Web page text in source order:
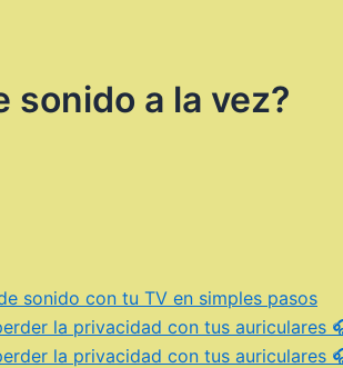
sonido a la vez?
sonido con tu TV en simples pasos
la privacidad con tus auriculares
la privacidad con tus auriculares